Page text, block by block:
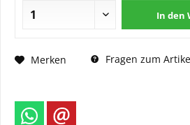
In den
Merken Fragen zum